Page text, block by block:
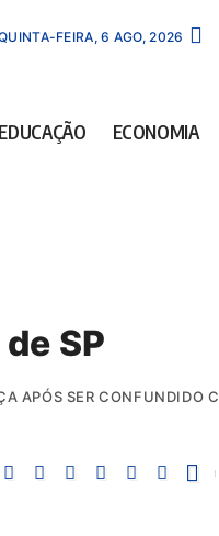
FEIRA, 6 AGO, 2026
EDUCAÇÃO ECONOMIA
SP
APÓS SER CONFUNDIDO